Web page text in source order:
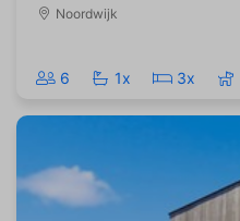
Noordwijk
6 1x 3x